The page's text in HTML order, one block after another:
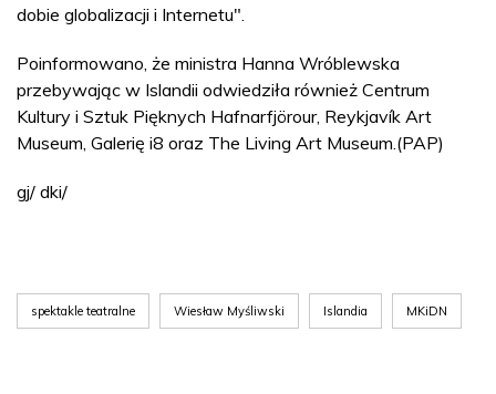
dobie globalizacji i Internetu".
Poinformowano, że ministra Hanna Wróblewska
przebywając w Islandii odwiedziła również Centrum
Kultury i Sztuk Pięknych Hafnarfjörour, Reykjavík Art
Museum, Galerię i8 oraz The Living Art Museum.(PAP)
gj/ dki/
spektakle teatralne Wiesław Myśliwski Islandia MKiDN